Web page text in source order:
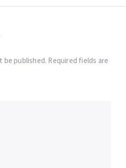
be published. Required fields are